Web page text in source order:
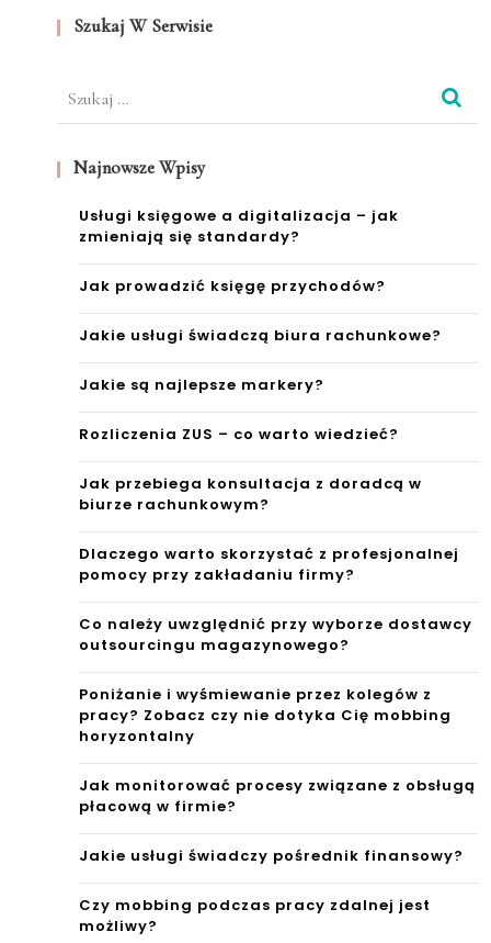
ażni
ątku
a
Szukaj W Serwisie
Szukaj:
Najnowsze Wpisy
Usługi księgowe a digitalizacja – jak
zmieniają się standardy?
Jak prowadzić księgę przychodów?
Jakie usługi świadczą biura rachunkowe?
Jakie są najlepsze markery?
Rozliczenia ZUS – co warto wiedzieć?
Jak przebiega konsultacja z doradcą w
biurze rachunkowym?
Dlaczego warto skorzystać z profesjonalnej
pomocy przy zakładaniu firmy?
Co należy uwzględnić przy wyborze dostawcy
outsourcingu magazynowego?
Poniżanie i wyśmiewanie przez kolegów z
pracy? Zobacz czy nie dotyka Cię mobbing
horyzontalny
Jak monitorować procesy związane z obsługą
płacową w firmie?
Jakie usługi świadczy pośrednik finansowy?
Czy mobbing podczas pracy zdalnej jest
możliwy?